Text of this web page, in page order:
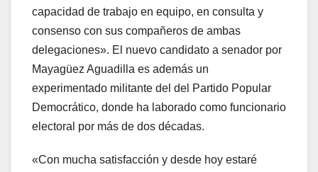
capacidad de trabajo en equipo, en consulta y
consenso con sus compañeros de ambas
delegaciones». El nuevo candidato a senador por
Mayagüez Aguadilla es además un
experimentado militante del del Partido Popular
Democrático, donde ha laborado como funcionario
electoral por más de dos décadas.
«Con mucha satisfacción y desde hoy estaré